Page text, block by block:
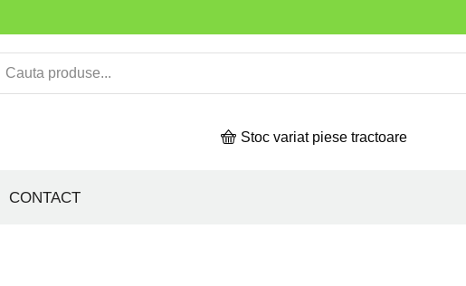
Stoc variat piese tractoare
CONTACT